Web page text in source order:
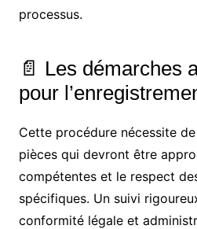
processus.
📄 Les démarches
pour
Cette procédure nécessite
pièces qui devront être
compétentes et le respect
spécifiques. Un suivi
conformité légale et